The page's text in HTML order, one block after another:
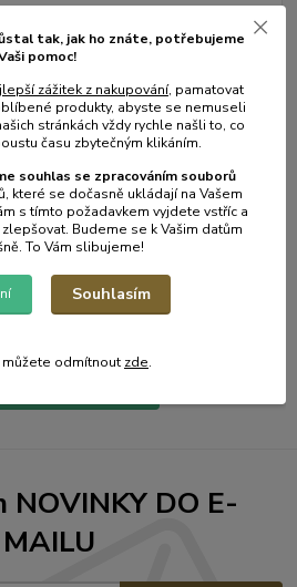
NOVINKY DO E-
MAILU
tak, jak ho znáte, potřebujeme
pomoc!
zážitek z nakupování, pamatovat
produkty, abyste se nemuseli
stránkách vždy rychle našli to, co
času zbytečným klikáním.
souhlas se zpracováním souborů
které se dočasně ukládají na Vašem
s tímto požadavkem vyjdete vstříc a
Budeme se k Vašim datům
To Vám slibujeme!
Souhlasím
můžete odmítnout zde.